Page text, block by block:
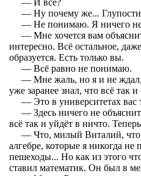
— Ну почему же... Глупости,
— Не понимаю. Я ничего
— Мне хочется вам
интересно. Всё остальное,
образуется. Есть только вы.
— Всё равно не понимаю.
— Мне жаль, но я и не ждал,
уже заранее знал, что всё так
— Это в университетах вас
— Здесь ничего не
всё так и уйдёт в ничто.
— Что, милый Виталий, что
алгебре, которые я никогда
пешеходы... Но как из этого
ставил математик. Он был в